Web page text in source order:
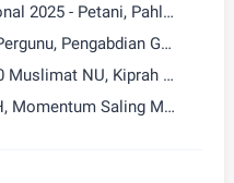
Selamat Hari Tani Nasional 2025 - Petani, Pahlawan Ketahanan Pangan Indonesia
Selamat Harlah ke - 74 Pergunu, Pengabdian Guru Menjaga Nilai Aswaja dan Membangun Generasi Unggul
Selamat Hari Lahir ke-80 Muslimat NU, Kiprah Perempuan Nahdliyin Perkuat Tradisi dan Kemandirian Bangsa
Selamat Idul Fitri 1447 H, Momentum Saling Memaafkan dan Menguatkan